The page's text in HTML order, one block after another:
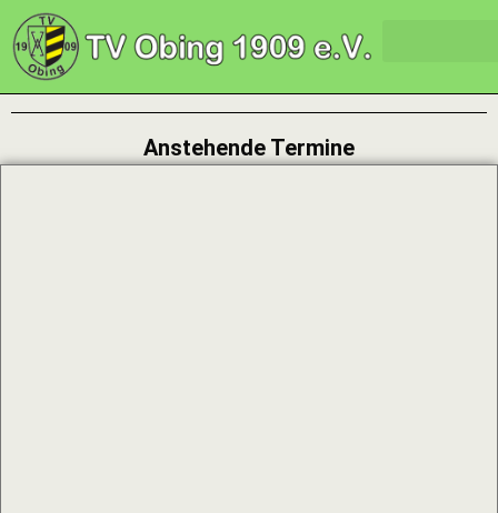
Anstehende Termine